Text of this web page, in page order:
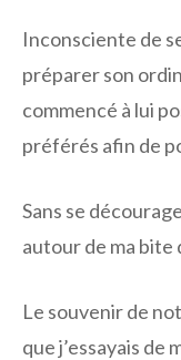
Inconsciente de
préparer son
commencé à lui
préférés afin de
Sans se
autour de ma bite
Le souvenir de
que j’essayais